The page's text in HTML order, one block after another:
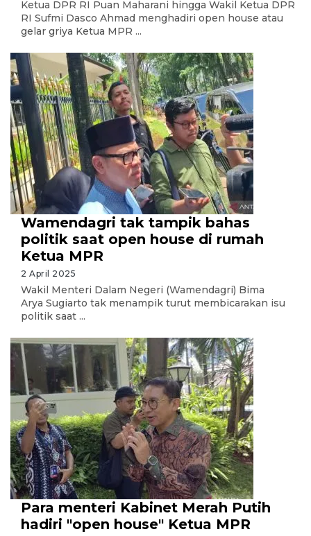
Ketua DPR RI Puan Maharani hingga Wakil Ketua DPR
RI Sufmi Dasco Ahmad menghadiri open house atau
gelar griya Ketua MPR ...
Wamendagri tak tampik bahas
politik saat open house di rumah
Ketua MPR
2 April 2025
Wakil Menteri Dalam Negeri (Wamendagri) Bima
Arya Sugiarto tak menampik turut membicarakan isu
politik saat ...
Para menteri Kabinet Merah Putih
hadiri "open house" Ketua MPR